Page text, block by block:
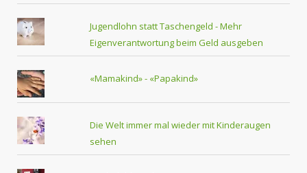
Jugendlohn statt Taschengeld - Mehr
Eigenverantwortung beim Geld ausgeben
«Mamakind» - «Papakind»
Die Welt immer mal wieder mit Kinderaugen
sehen